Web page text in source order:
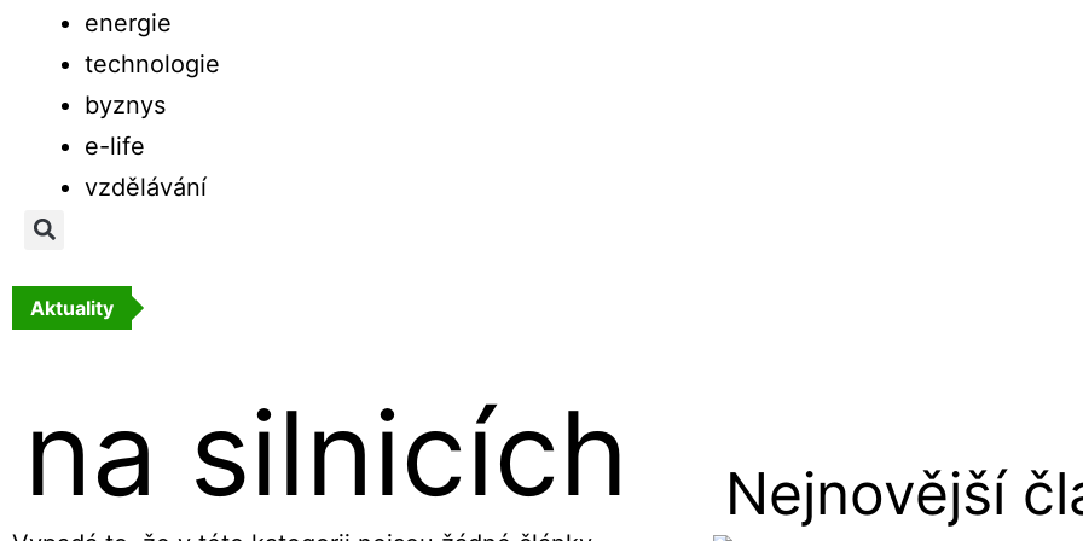
energie
technologie
byznys
e-life
vzdělávání
Aktuality
na silnicích Nejnovější